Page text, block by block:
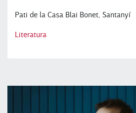
Pati de la Casa Blai Bonet, Santanyí
Literatura